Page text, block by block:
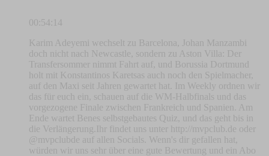
00:54:14
Karim Adeyemi wechselt zu Barcelona, Johan Manzambi
doch nicht nach Newcastle, sondern zu Aston Villa: Der
Transfersommer nimmt Fahrt auf, und Borussia Dortmund
holt mit Konstantinos Karetsas auch noch den Spielmacher,
auf den Maxi seit Jahren gewartet hat. Im Weekly ordnen wir
das für euch ein, schauen auf die WM-Halbfinals und das
vorgezogene Finale zwischen Frankreich und Spanien. Am
Ende wartet Benes selbstgebautes Quiz, und das geht bis in
die Verlängerung.Ihr findet uns unter http://mvpclub.de oder
@mvpclubde auf allen Socials. Wenn's dir gefallen hat,
würden wir uns sehr über eine gute Bewertung und ein Abo